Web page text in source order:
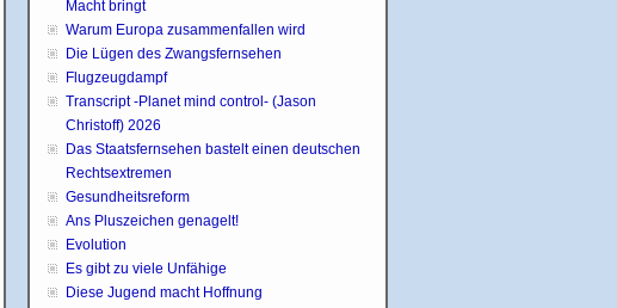
Macht bringt
Warum Europa zusammenfallen wird
Die Lügen des Zwangsfernsehen
Flugzeugdampf
Transcript -Planet mind control- (Jason
Christoff) 2026
Das Staatsfernsehen bastelt einen deutschen
Rechtsextremen
Gesundheitsreform
Ans Pluszeichen genagelt!
Evolution
Es gibt zu viele Unfähige
Diese Jugend macht Hoffnung